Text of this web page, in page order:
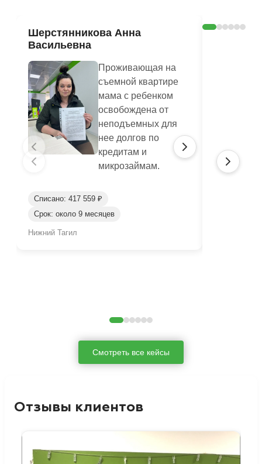
Шерстянникова Анна
Васильевна
Проживающая на
съемной квартире
мама с ребенком
освобождена от
неподъемных для
нее долгов по
кредитам и
микрозаймам.
Списано: 417 559 ₽
Срок: около 9 месяцев
Нижний Тагил
Оксана
Смотреть все кейсы
Отзывы клиентов